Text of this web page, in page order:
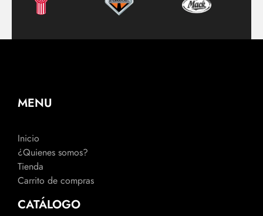
MENU
Inicio
¿Quienes somos?
Tienda
Carrito de compras
CATÁLOGO